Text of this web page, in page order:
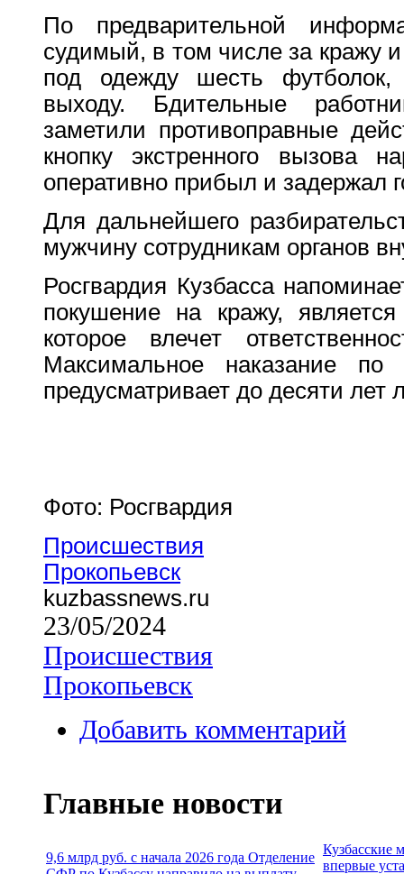
По предварительной
судимый, в том числе за кражу
под одежду шесть
выходу. Бдительные
заметили противоправные
кнопку экстренного вызова
оперативно прибыл и задержал
Для дальнейшего
мужчину сотрудникам органов
Росгвардия Кузбасса
покушение на кражу,
которое влечет
Максимальное наказание
предусматривает до десяти
Фото: Росгвардия
Происшествия
Прокопьевск
kuzbassnews.ru
23/05/2024
Происшествия
Прокопьевск
Добавить комментарий
Главные новости
9,6 млрд руб. с начала 2026 года Отделение
Кузбасские
впервые